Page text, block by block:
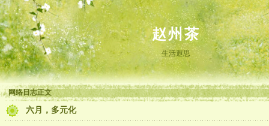
赵州茶
生活遐思
网络日志正文
六月，多元化